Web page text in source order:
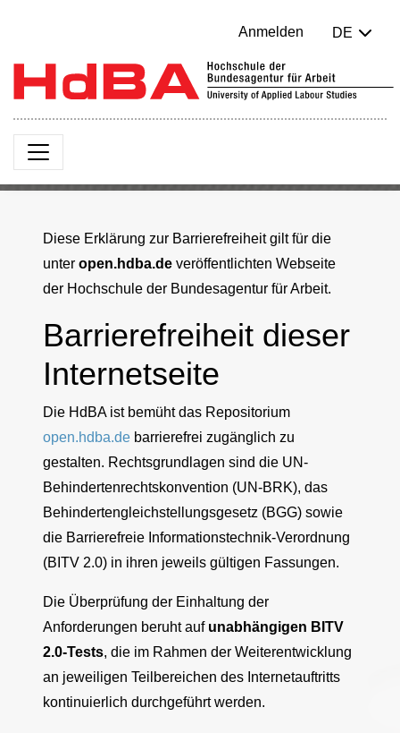
Anmelden DE
Diese Erklärung zur Barrierefreiheit gilt für die
unter open.hdba.de veröffentlichten Webseite
der Hochschule der Bundesagentur für Arbeit.
Barrierefreiheit dieser
Internetseite
Die HdBA ist bemüht das Repositorium
open.hdba.de barrierefrei zugänglich zu
gestalten. Rechtsgrundlagen sind die UN-
Behindertenrechtskonvention (UN-BRK), das
Behindertengleichstellungsgesetz (BGG) sowie
die Barrierefreie Informationstechnik-Verordnung
(BITV 2.0) in ihren jeweils gültigen Fassungen.
Die Überprüfung der Einhaltung der
Anforderungen beruht auf unabhängigen BITV
2.0-Tests, die im Rahmen der Weiterentwicklung
an jeweiligen Teilbereichen des Internetauftritts
kontinuierlich durchgeführt werden.